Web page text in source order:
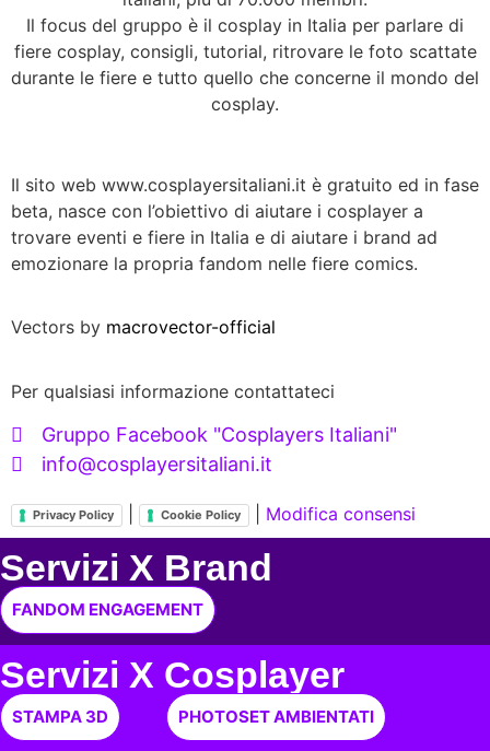
Il focus del gruppo è il cosplay in Italia per parlare di
fiere cosplay, consigli, tutorial, ritrovare le foto scattate
durante le fiere e tutto quello che concerne il mondo del
cosplay.
Il sito web www.cosplayersitaliani.it è gratuito ed in fase
beta, nasce con l’obiettivo di aiutare i cosplayer a
trovare eventi e fiere in Italia e di aiutare i brand ad
emozionare la propria fandom nelle fiere comics.
Vectors by macrovector-official
Per qualsiasi informazione contattateci
Gruppo Facebook "Cosplayers Italiani"
info@cosplayersitaliani.it
Privacy Policy Cookie Policy Modifica consensi
Servizi X Brand
FANDOM ENGAGEMENT
Servizi X Cosplayer
STAMPA 3D PHOTOSET AMBIENTATI